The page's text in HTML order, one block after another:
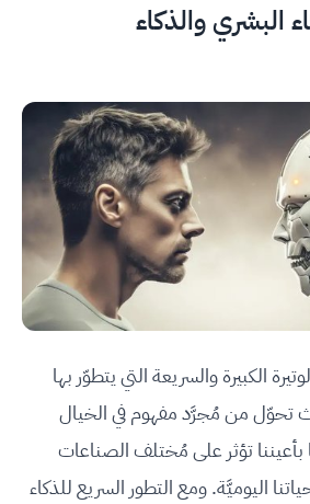
البشري والذكاء
الكبيرة والسريعة التي يتطوّر بها
تحوّل من مُجرَّد مفهوم في الخيال
بأعيننا تؤثر على مُختلف الصناعات
اليوميَّة. ومع التطور السريع للذكاء